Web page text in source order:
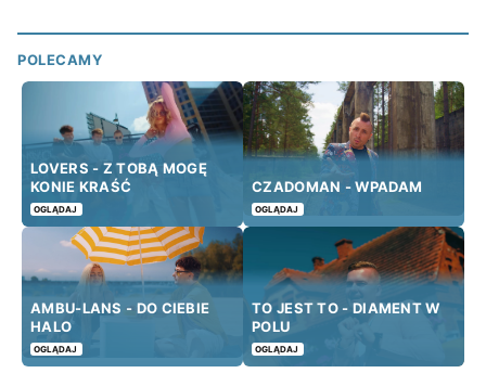
POLECAMY
LOVERS - Z TOBĄ MOGĘ
KONIE KRAŚĆ
OGLĄDAJ
CZADOMAN - WPADAM
OGLĄDAJ
AMBU-LANS - DO CIEBIE
HALO
OGLĄDAJ
TO JEST TO - DIAMENT W
POLU
OGLĄDAJ